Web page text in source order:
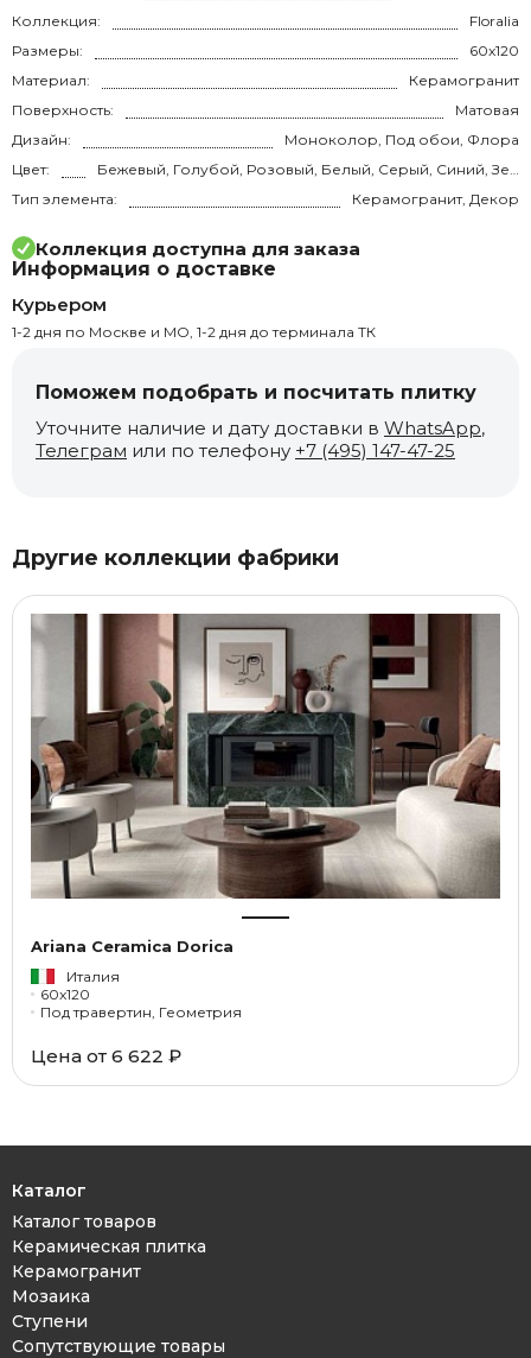
Коллекция:
Floralia
Размеры:
60x120
Материал:
Керамогранит
Поверхность:
Матовая
Дизайн:
Моноколор, Под обои, Флора
Цвет:
Бежевый, Голубой, Розовый, Белый, Серый, Синий, Зелёный, Мультиколор
Тип элемента:
Керамогранит, Декор
Коллекция доступна для заказа
Информация о доставке
Курьером
1-2 дня по Москве и МО, 1-2 дня до терминала ТК
Поможем подобрать и посчитать плитку
Уточните наличие и дату доставки в WhatsApp,
Телеграм или по телефону +7 (495) 147-47-25
Другие коллекции фабрики
Ariana Ceramica Dorica
Италия
60x120
Под травертин, Геометрия
Цена от 6 622 ₽
Каталог
Каталог товаров
Керамическая плитка
Керамогранит
Мозаика
Ступени
Сопутствующие товары